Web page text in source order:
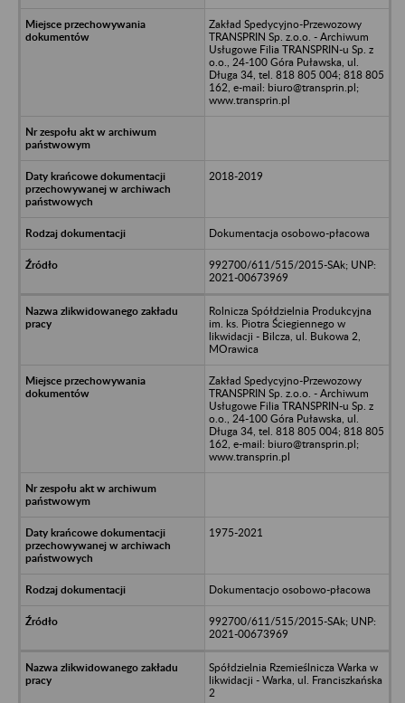
Zakład Spedycyjno-Przewozowy
TRANSPRIN Sp. z.o.o. - Archiwum
Usługowe Filia TRANSPRIN-u Sp. z
o.o., 24-100 Góra Puławska, ul.
Długa 34, tel. 818 805 004; 818 805
162, e-mail: biuro@transprin.pl;
www.transprin.pl
2018-2019
Dokumentacja osobowo-płacowa
992700/611/515/2015-SAk; UNP:
2021-00673969
Rolnicza Spółdzielnia Produkcyjna
im. ks. Piotra Ściegiennego w
likwidacji - Bilcza, ul. Bukowa 2,
MOrawica
Zakład Spedycyjno-Przewozowy
TRANSPRIN Sp. z.o.o. - Archiwum
Usługowe Filia TRANSPRIN-u Sp. z
o.o., 24-100 Góra Puławska, ul.
Długa 34, tel. 818 805 004; 818 805
162, e-mail: biuro@transprin.pl;
www.transprin.pl
1975-2021
Dokumentacjo osobowo-płacowa
992700/611/515/2015-SAk; UNP:
2021-00673969
Spółdzielnia Rzemieślnicza Warka w
likwidacji - Warka, ul. Franciszkańska
2